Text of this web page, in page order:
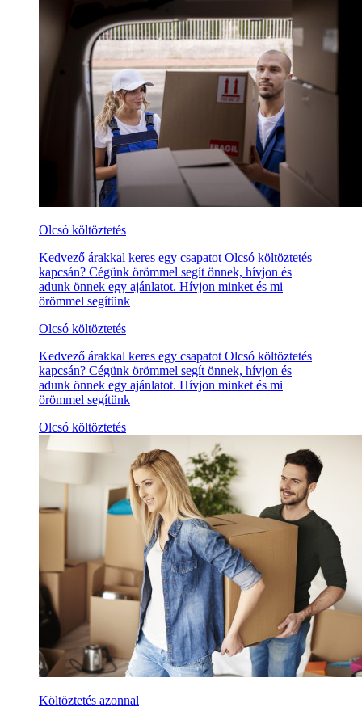
Olcsó költöztetés
Kedvező árakkal keres egy csapatot Olcsó költöztetés
kapcsán? Cégünk örömmel segít önnek, hívjon és
adunk önnek egy ajánlatot. Hívjon minket és mi
örömmel segítünk
Olcsó költöztetés
Kedvező árakkal keres egy csapatot Olcsó költöztetés
kapcsán? Cégünk örömmel segít önnek, hívjon és
adunk önnek egy ajánlatot. Hívjon minket és mi
örömmel segítünk
Olcsó költöztetés
Költöztetés azonnal